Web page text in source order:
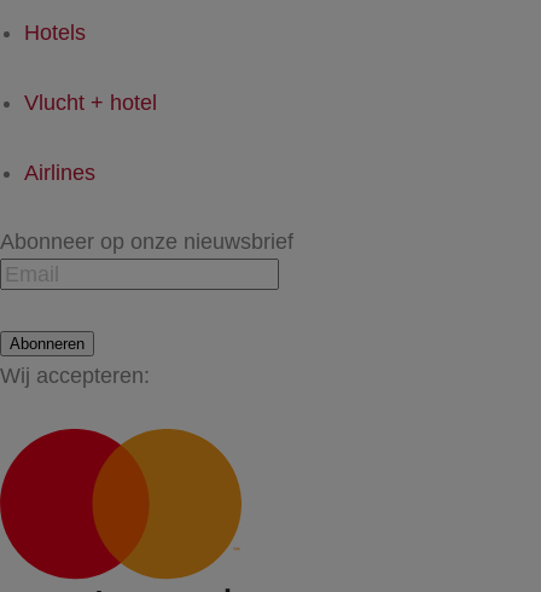
Hotels
Vlucht + hotel
Airlines
Abonneer op onze nieuwsbrief
Abonneren
Wij accepteren: